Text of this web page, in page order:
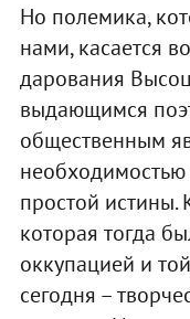
Но полемика,
нами, касается
дарования
выдающимся
общественным
простой истины.
которая тогда
оккупацией и
сегодня –